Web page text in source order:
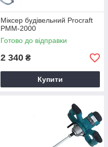
Міксер будівельний Procraft
PMM-2000
Готово до відправки
2 340 ₴
Купити